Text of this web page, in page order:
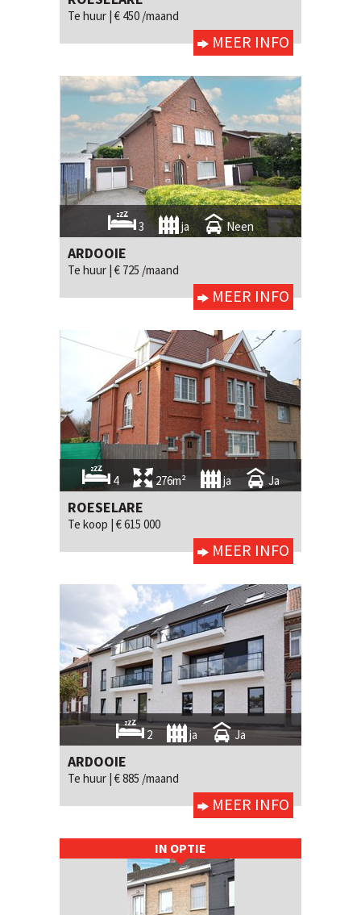
Te huur | € 450 /maand
MEER INFO
3 ja Neen
ARDOOIE
Te huur | € 725 /maand
MEER INFO
4 276m² ja Ja
ROESELARE
Te koop | € 615 000
MEER INFO
2 ja Ja
ARDOOIE
Te huur | € 885 /maand
MEER INFO
IN OPTIE